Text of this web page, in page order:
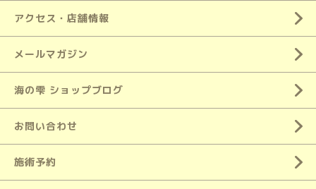
アクセス・店舗情報
メールマガジン
海の雫 ショップブログ
お問い合わせ
施術予約